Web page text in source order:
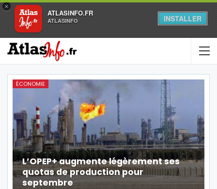
×
ATLASINFO.FR
ATLASINFO INSTALLER
ÉCONOMIE
L’OPEP+ augmente légèrement ses
quotas de production pour
septembre